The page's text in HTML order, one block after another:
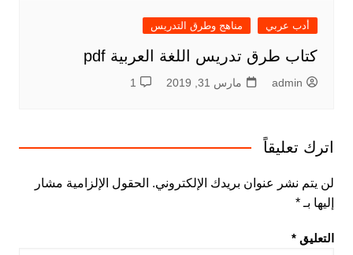
أدب عربي مناهج وطرق التدريس
كتاب طرق تدريس اللغة العربية pdf
admin مارس 31, 2019 1
اترك تعليقاً
لن يتم نشر عنوان بريدك الإلكتروني. الحقول الإلزامية مشار
إليها بـ *
التعليق *